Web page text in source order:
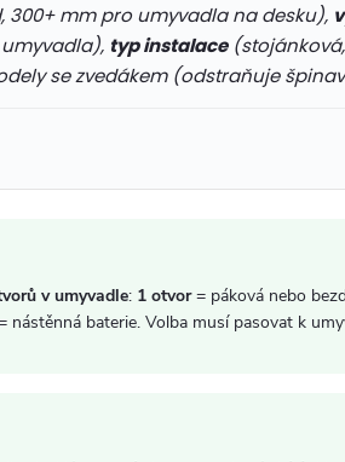
300+ mm pro umyvadla na desku),
typ instalace
se zvedákem (odstraňuje
v umyvadle: 1 otvor= páková nebo
nástěnná baterie. Volba musí pasovat k